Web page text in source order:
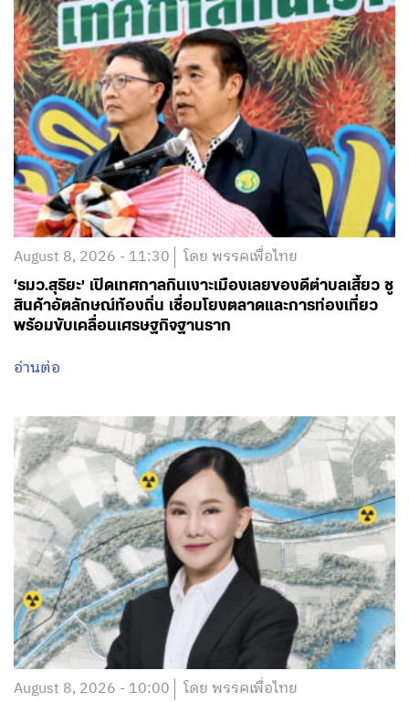
August 8, 2026 - 11:30 โดย พรรคเพื่อไทย
‘รมว.สุริยะ’ เปิดเทศกาลกินเงาะเมืองเลยของดีตำบลเสี้ยว ชู
สินค้าอัตลักษณ์ท้องถิ่น เชื่อมโยงตลาดและการท่องเที่ยว
พร้อมขับเคลื่อนเศรษฐกิจฐานราก
อ่านต่อ
August 8, 2026 - 10:00 โดย พรรคเพื่อไทย